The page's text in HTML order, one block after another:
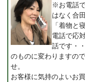
※お電話
はなく合
「着物と
電話で応
話です・
のものに変わりますの
せ。
お客様に気持のよいお